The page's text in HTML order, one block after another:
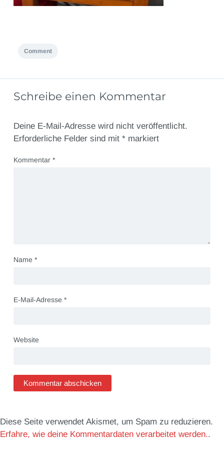
Comment
Schreibe einen Kommentar
Deine E-Mail-Adresse wird nicht veröffentlicht.
Erforderliche Felder sind mit *markiert
Kommentar *
Name *
E-Mail-Adresse *
Website
Diese Seite verwendet Akismet, um Spam zu reduzieren.
Erfahre, wie deine Kommentardaten verarbeitet werden..